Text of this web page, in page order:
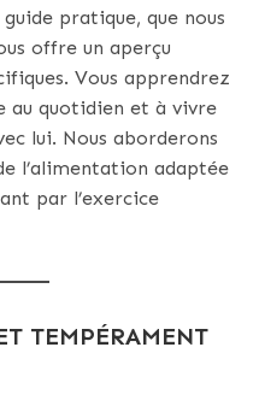
pratique, que nous
offre un aperçu
Vous apprendrez
au quotidien et à vivre
lui. Nous aborderons
l’alimentation adaptée
par l’exercice
TEMPÉRAMENT